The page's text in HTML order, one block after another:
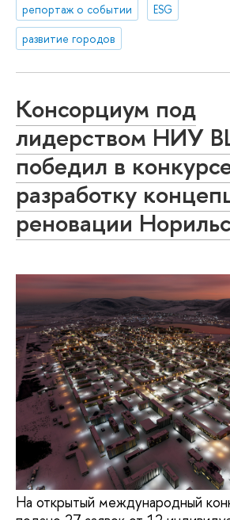
репортаж о событии
ESG
развитие городов
Консорциум под
лидерством НИУ
победил в
разработку
реновации
На открытый международный